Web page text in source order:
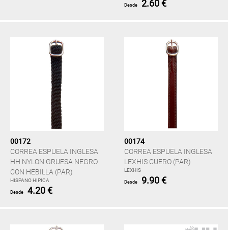
Desde 2.60 €
00172
CORREA ESPUELA INGLESA
HH NYLON GRUESA NEGRO
CON HEBILLA (PAR)
HISPANO HIPICA
Desde 4.20 €
00174
CORREA ESPUELA INGLESA
LEXHIS CUERO (PAR)
LEXHIS
Desde 9.90 €